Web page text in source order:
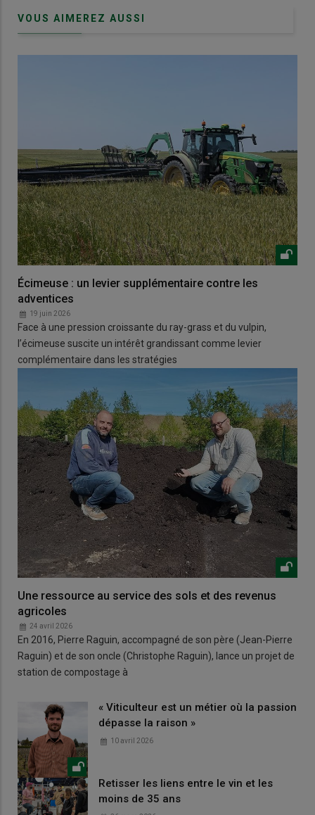
VOUS AIMEREZ AUSSI
Écimeuse : un levier supplémentaire contre les
adventices
19 juin 2026
Face à une pression croissante du ray-grass et du vulpin,
l’écimeuse suscite un intérêt grandissant comme levier
complémentaire dans les stratégies
Une ressource au service des sols et des revenus
agricoles
24 avril 2026
En 2016, Pierre Raguin, accompagné de son père (Jean-Pierre
Raguin) et de son oncle (Christophe Raguin), lance un projet de
station de compostage à
« Viticulteur est un métier où la passion
dépasse la raison »
10 avril 2026
Retisser les liens entre le vin et les
moins de 35 ans